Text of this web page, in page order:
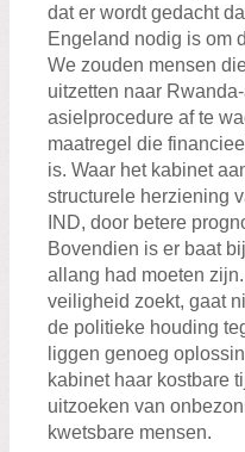
dat er wordt gedacht
Engeland nodig is om
We zouden mensen
uitzetten naar
asielprocedure af te
maatregel die
is. Waar het kabinet
structurele herziening
IND, door betere
Bovendien is er baat
allang had moeten
veiligheid zoekt, gaat
de politieke houding
liggen genoeg
kabinet haar kostbare
uitzoeken van
kwetsbare mensen.